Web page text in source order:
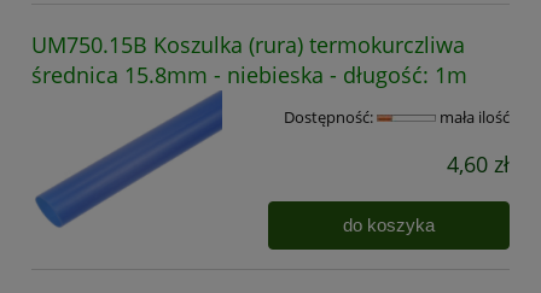
UM750.15B Koszulka (rura) termokurczliwa
średnica 15.8mm - niebieska - długość: 1m
Dostępność: mała ilość
4,60 zł
do koszyka